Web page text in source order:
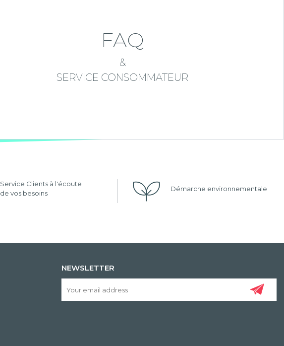
FAQ
&
SERVICE CONSOMMATEUR
Service Clients à l'écoute
de vos besoins
Démarche environnementale
NEWSLETTER